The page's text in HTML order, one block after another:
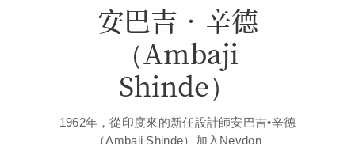
安巴吉•辛德
（Ambaji
Shinde）
1962年，從印度來的新任設計師安巴吉•辛德
（Ambaji Shinde）加入Nevdon